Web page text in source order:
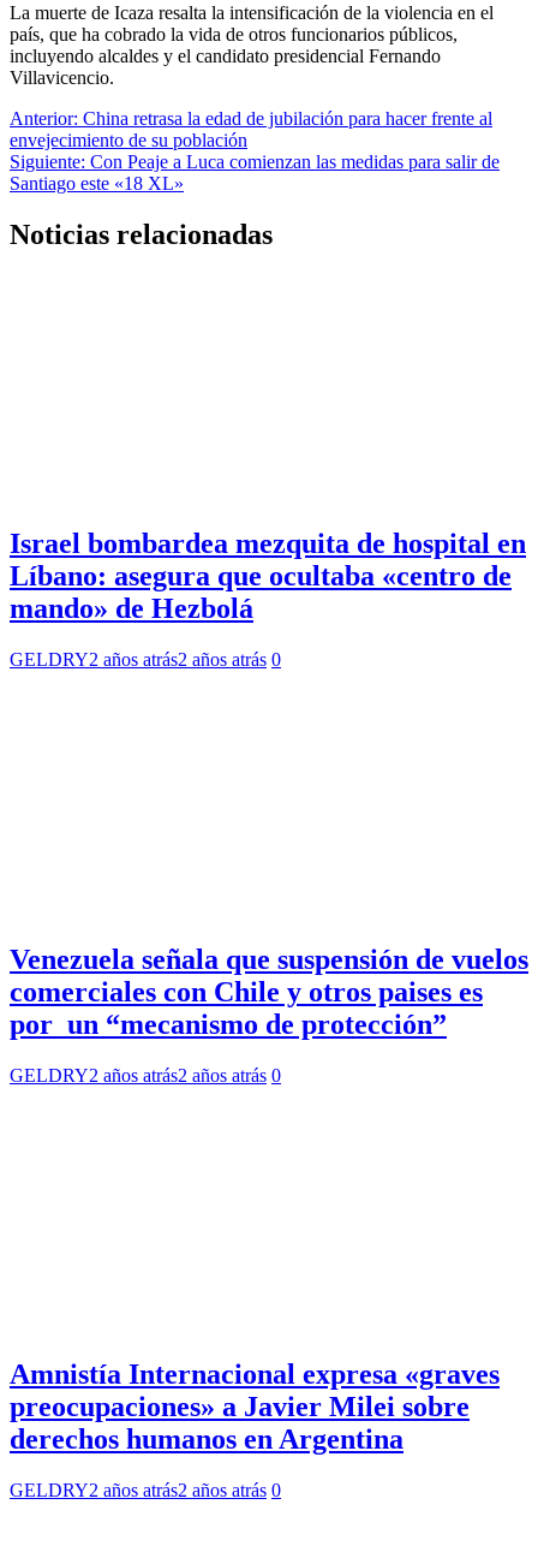
La muerte de Icaza resalta la intensificación de la violencia en el
país, que ha cobrado la vida de otros funcionarios públicos,
incluyendo alcaldes y el candidato presidencial Fernando
Villavicencio.
Navegación
de
entradas
Anterior: China retrasa la edad de jubilación para hacer frente al
envejecimiento de su población
Siguiente: Con Peaje a Luca comienzan las medidas para salir de
Santiago este «18 XL»
Noticias relacionadas
Israel bombardea mezquita de hospital en
Líbano: asegura que ocultaba «centro de
mando» de Hezbolá
GELDRY2 años atrás2 años atrás 0
Venezuela señala que suspensión de vuelos
comerciales con Chile y otros paises es
por un “mecanismo de protección”
GELDRY2 años atrás2 años atrás 0
Amnistía Internacional expresa «graves
preocupaciones» a Javier Milei sobre
derechos humanos en Argentina
GELDRY2 años atrás2 años atrás 0